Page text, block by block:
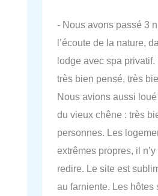
- Nous avons passé 3
l’écoute de la nature,
lodge avec spa
très bien pensé, très
Nous avions aussi
du vieux chêne : très
personnes. Les
extrêmes propres, il
redire. Le site est
au farniente. Les hôtes